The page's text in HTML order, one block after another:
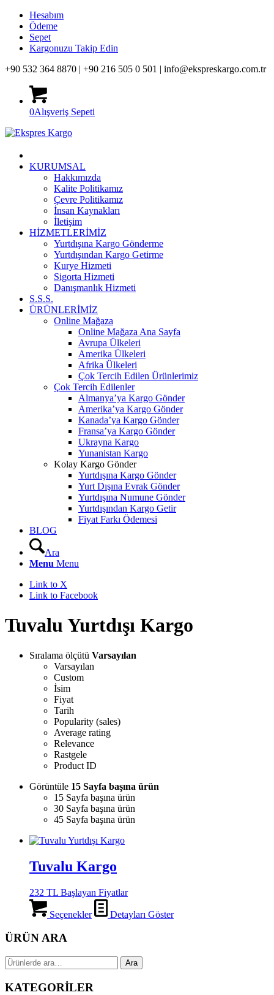
Hesabım
Ödeme
Sepet
Kargonuzu Takip Edin
+90 532 364 8870 | +90 216 505 0 501 | info@ekspreskargo.com.tr
0Alışveriş Sepeti
KURUMSAL
Hakkımızda
Kalite Politikamız
Çevre Politikamız
İnsan Kaynakları
İletişim
HİZMETLERİMİZ
Yurtdışına Kargo Gönderme
Yurtdışından Kargo Getirme
Kurye Hizmeti
Sigorta Hizmeti
Danışmanlık Hizmeti
S.S.S.
ÜRÜNLERİMİZ
Online Mağaza
Online Mağaza Ana Sayfa
Avrupa Ülkeleri
Amerika Ülkeleri
Afrika Ülkeleri
Çok Tercih Edilen Ürünlerimiz
Çok Tercih Edilenler
Almanya’ya Kargo Gönder
Amerika’ya Kargo Gönder
Kanada’ya Kargo Gönder
Fransa’ya Kargo Gönder
Ukrayna Kargo
Yunanistan Kargo
Kolay Kargo Gönder
Yurtdışına Kargo Gönder
Yurt Dışına Evrak Gönder
Yurtdışına Numune Gönder
Yurtdışından Kargo Getir
Fiyat Farkı Ödemesi
BLOG
Ara
Menu Menu
Link to X
Link to Facebook
Tuvalu Yurtdışı Kargo
Sıralama ölçütü Varsayılan
Varsayılan
Custom
İsim
Fiyat
Tarih
Popularity (sales)
Average rating
Relevance
Rastgele
Product ID
Görüntüle 15 Sayfa başına ürün
15 Sayfa başına ürün
30 Sayfa başına ürün
45 Sayfa başına ürün
Tuvalu Kargo
232 TL Başlayan Fiyatlar
Seçenekler Detayları Göster
ÜRÜN ARA
Ara: Ara
KATEGORİLER